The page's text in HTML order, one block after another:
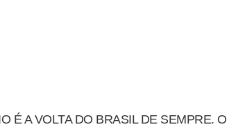
É A VOLTA DO BRASIL DE SEMPRE.